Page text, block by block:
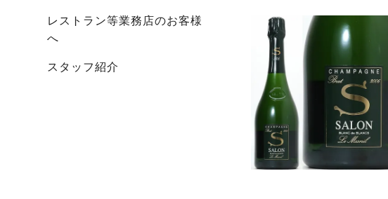
レストラン等業務店のお客様
へ
スタッフ紹介